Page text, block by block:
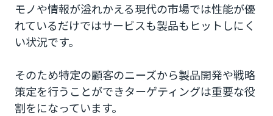
モノや情報が溢れかえる現代の市場では性能が優
れているだけではサービスも製品もヒットしにく
い状況です。
そのため特定の顧客のニーズから製品開発や戦略
策定を行うことができターゲティングは重要な役
割をになっています。